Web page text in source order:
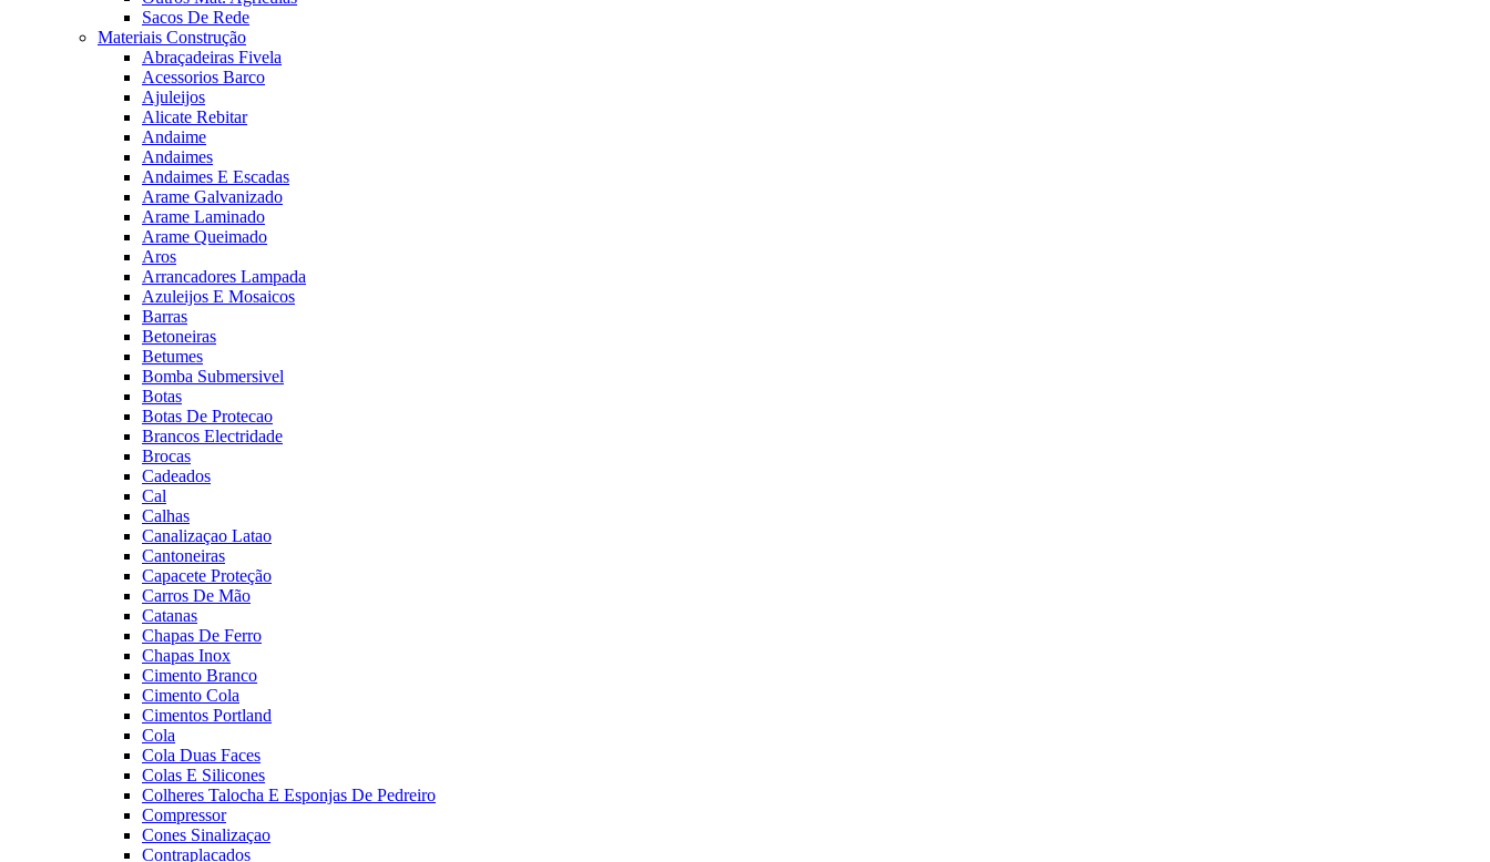
Sacos De Rede
Materiais Construção
Abraçadeiras Fivela
Acessorios Barco
Ajuleijos
Alicate Rebitar
Andaime
Andaimes
Andaimes E Escadas
Arame Galvanizado
Arame Laminado
Arame Queimado
Aros
Arrancadores Lampada
Azuleijos E Mosaicos
Barras
Betoneiras
Betumes
Bomba Submersivel
Botas
Botas De Protecao
Brancos Electridade
Brocas
Cadeados
Cal
Calhas
Canalizaçao Latao
Cantoneiras
Capacete Proteção
Carros De Mão
Catanas
Chapas De Ferro
Chapas Inox
Cimento Branco
Cimento Cola
Cimentos Portland
Cola
Cola Duas Faces
Colas E Silicones
Colheres Talocha E Esponjas De Pedreiro
Compressor
Cones Sinalizaçao
Contraplacados